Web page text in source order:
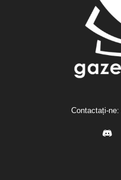
Contactați-ne: